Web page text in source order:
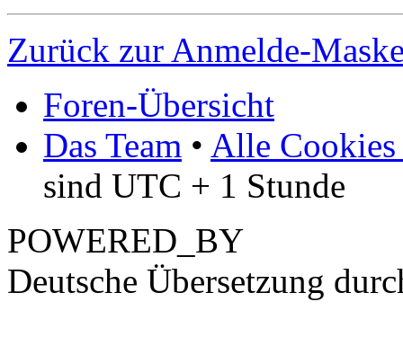
Zurück zur Anmelde-
Foren-Übersicht
Das Team • Alle Cookies
sind UTC + 1 Stunde
POWERED_BY
Deutsche Übersetzung